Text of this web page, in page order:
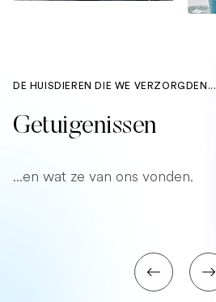
DE HUISDIEREN DIE WE VERZORGDEN...
Getuigenissen
...en wat ze van ons vonden.